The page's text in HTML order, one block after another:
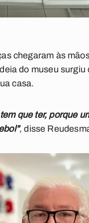
chegaram às
do museu
casa.
que ter, porque
, disse